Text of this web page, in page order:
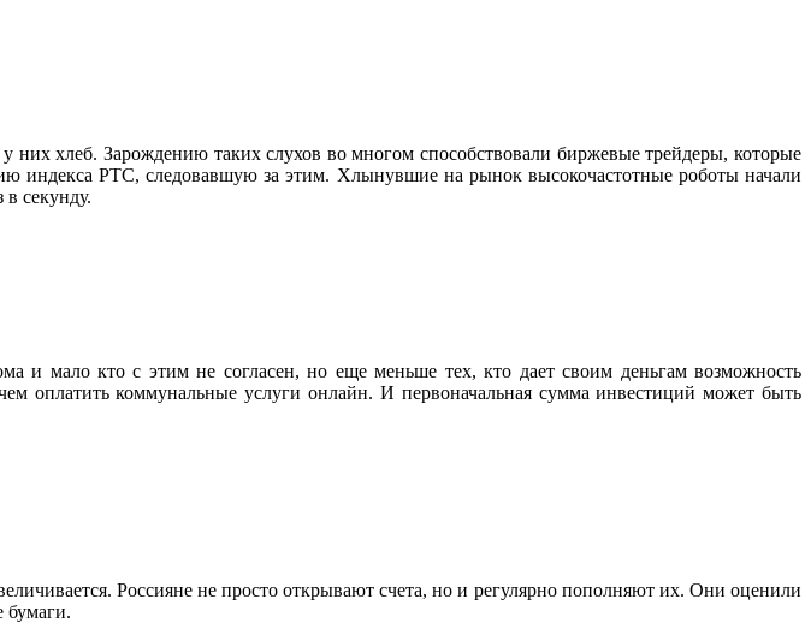
хлеб. Зарождению таких слухов во многом способствовали биржевые трейдеры, которые
индекса РТС, следовавшую за этим. Хлынувшие на рынок высокочастотные роботы начали
секунду.
и мало кто с этим не согласен, но еще меньше тех, кто дает своим деньгам возможность
оплатить коммунальные услуги онлайн. И первоначальная сумма инвестиций может быть
Россияне не просто открывают счета, но и регулярно пополняют их. Они оценили
бумаги.